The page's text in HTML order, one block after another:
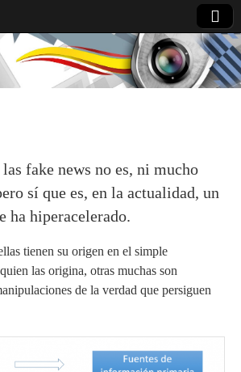
fake news no es, ni mucho
sí que es, en la actualidad, un
ha hiperacelerado.
tienen su origen en el simple
las origina, otras muchas son
de la verdad que persiguen